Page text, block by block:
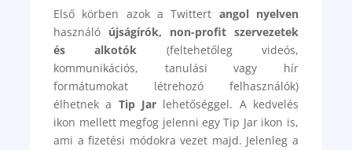
Első körben azok a Twittert angol nyelven
használó újságírók, non-profit szervezetek
és alkotók (feltehetőleg videós,
kommunikációs, tanulási vagy hír
formátumokat létrehozó felhasználók)
élhetnek a Tip Jar lehetőséggel. A kedvelés
ikon mellett megfog jelenni egy Tip Jar ikon is,
ami a fizetési módokra vezet majd. Jelenleg a